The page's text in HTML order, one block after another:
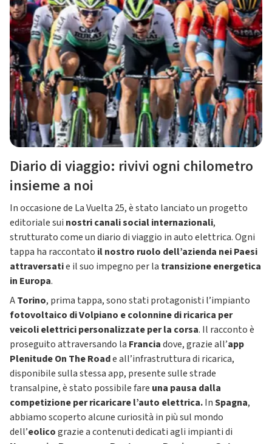
Diario di viaggio: rivivi ogni chilometro
insieme a noi
In occasione de La Vuelta 25, è stato lanciato un progetto
editoriale sui nostri canali social internazionali,
strutturato come un diario di viaggio in auto elettrica. Ogni
tappa ha raccontato il nostro ruolo dell’azienda nei Paesi
attraversatie il suo impegno per la transizione energetica
in Europa.
ATorino, prima tappa, sono stati protagonisti l’impianto
fotovoltaico di Volpiano e colonnine di ricarica per
veicoli elettrici personalizzate per la corsa. Il racconto è
proseguito attraversando la Franciadove, grazie all’app
Plenitude On The Roade all’infrastruttura di ricarica,
disponibile sulla stessa app, presente sulle strade
transalpine, è stato possibile fare una pausa dalla
competizione per ricaricare l’auto elettrica.InSpagna,
abbiamo scoperto alcune curiosità in più sul mondo
dell’eolicograzie a contenuti dedicati agli impianti di